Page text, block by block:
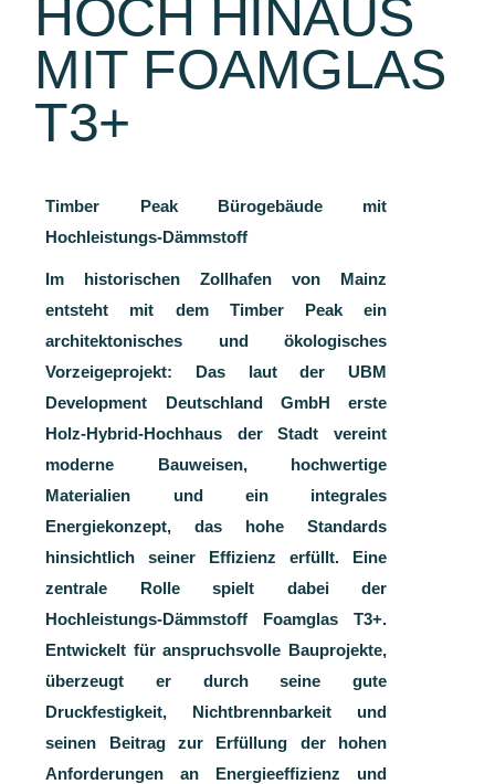
HOCH HINAUS
MIT FOAMGLAS
T3+
Timber Peak Bürogebäude mit
Hochleistungs-Dämmstoff
Im historischen Zollhafen von Mainz
entsteht mit dem Timber Peak ein
architektonisches und ökologisches
Vorzeigeprojekt: Das laut der UBM
Development Deutschland GmbH erste
Holz-Hybrid-Hochhaus der Stadt vereint
moderne Bauweisen, hochwertige
Materialien und ein integrales
Energiekonzept, das hohe Standards
hinsichtlich seiner Effizienz erfüllt. Eine
zentrale Rolle spielt dabei der
Hochleistungs-Dämmstoff Foamglas T3+.
Entwickelt für anspruchsvolle Bauprojekte,
überzeugt er durch seine gute
Druckfestigkeit, Nichtbrennbarkeit und
seinen Beitrag zur Erfüllung der hohen
Anforderungen an Energieeffizienz und